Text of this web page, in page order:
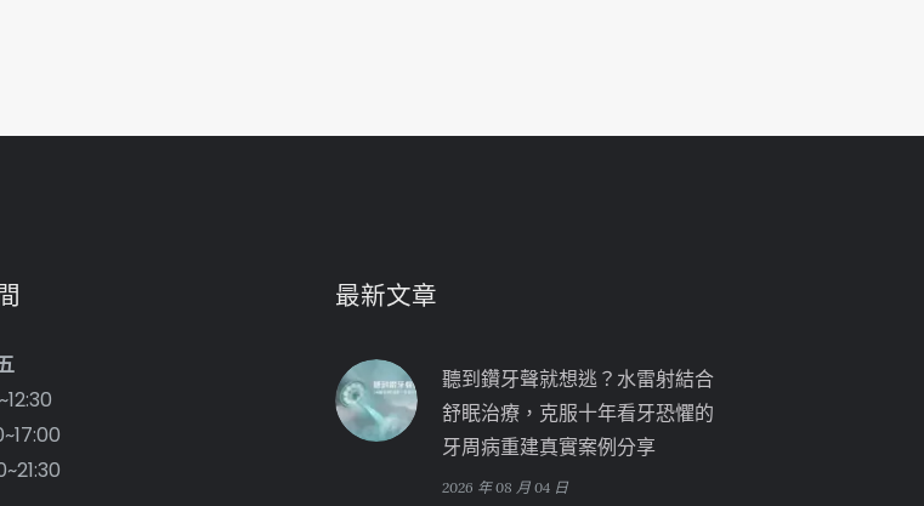
最新文章
聽到鑽牙聲就想逃？水雷射結合
舒眠治療，克服十年看牙恐懼的
牙周病重建真實案例分享
2026 年 08 月 04 日